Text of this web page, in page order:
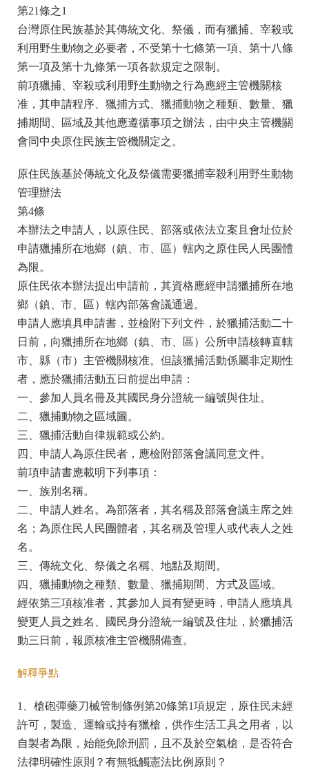
第21條之1
台灣原住民族基於其傳統文化、祭儀，而有獵捕、宰殺或
利用野生動物之必要者，不受第十七條第一項、第十八條
第一項及第十九條第一項各款規定之限制。
前項獵捕、宰殺或利用野生動物之行為應經主管機關核
准，其申請程序、獵捕方式、獵捕動物之種類、數量、獵
捕期間、區域及其他應遵循事項之辦法，由中央主管機關
會同中央原住民族主管機關定之。
原住民族基於傳統文化及祭儀需要獵捕宰殺利用野生動物
管理辦法
第4條
本辦法之申請人，以原住民、部落或依法立案且會址位於
申請獵捕所在地鄉（鎮、市、區）轄內之原住民人民團體
為限。
原住民依本辦法提出申請前，其資格應經申請獵捕所在地
鄉（鎮、市、區）轄內部落會議通過。
申請人應填具申請書，並檢附下列文件，於獵捕活動二十
日前，向獵捕所在地鄉（鎮、市、區）公所申請核轉直轄
市、縣（市）主管機關核准。但該獵捕活動係屬非定期性
者，應於獵捕活動五日前提出申請：
一、參加人員名冊及其國民身分證統一編號與住址。
二、獵捕動物之區域圖。
三、獵捕活動自律規範或公約。
四、申請人為原住民者，應檢附部落會議同意文件。
前項申請書應載明下列事項：
一、族別名稱。
二、申請人姓名。為部落者，其名稱及部落會議主席之姓
名；為原住民人民團體者，其名稱及管理人或代表人之姓
名。
三、傳統文化、祭儀之名稱、地點及期間。
四、獵捕動物之種類、數量、獵捕期間、方式及區域。
經依第三項核准者，其參加人員有變更時，申請人應填具
變更人員之姓名、國民身分證統一編號及住址，於獵捕活
動三日前，報原核准主管機關備查。
解釋爭點
1、槍砲彈藥刀械管制條例第20條第1項規定，原住民未經
許可，製造、運輸或持有獵槍，供作生活工具之用者，以
自製者為限，始能免除刑罰，且不及於空氣槍，是否符合
法律明確性原則？有無牴觸憲法比例原則？